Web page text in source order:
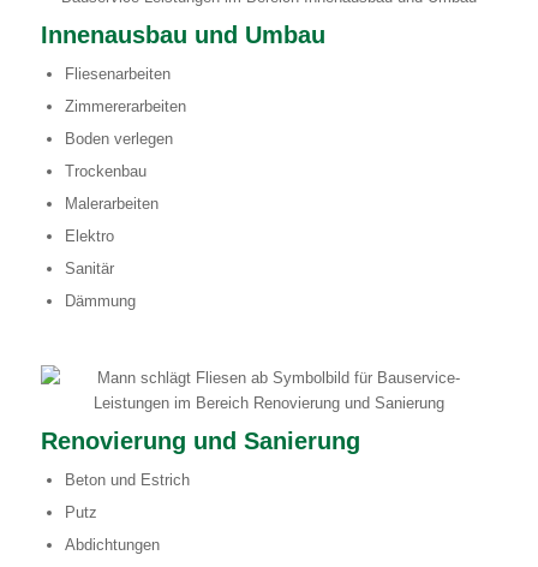
Innenausbau und Umbau
Fliesenarbeiten
Zimmererarbeiten
Boden verlegen
Trockenbau
Malerarbeiten
Elektro
Sanitär
Dämmung
Renovierung und Sanierung
Beton und Estrich
Putz
Abdichtungen